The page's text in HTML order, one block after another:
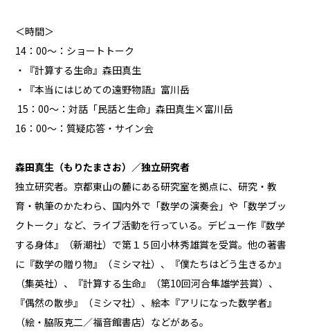
＜時間＞
14：00〜：ショートトーク
・『計算する生命』森田真生
・『本当にはじめての遠野物語』富川岳
15：00〜：対話「民話と生命」森田真生×富川岳
16：00〜：質疑応答・サイン会
森田真生（もりたまさお）／独立研究者
独立研究者。京都東山の麓にある研究室を拠点に、研究・教
育・執筆のかたわら、国内外で「数学の演奏会」や「数学ブッ
クトーク」など、ライブ活動を行っている。デビュー作『数学
する身体』（新潮社）で第１５回小林秀雄賞を受賞。他の著書
に『数学の贈り物』（ミシマ社）、『僕たちはどう生きるか』
（集英社）、『計算する生命』（第10回河合隼雄学芸賞）、
『偶然の散歩』（ミシマ社）、絵本『アリになった数学者』
（絵・脇阪克二／福音館書店）などがある。